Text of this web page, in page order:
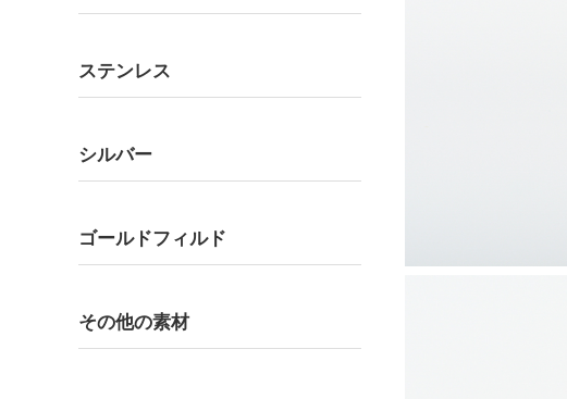
ステンレス
シルバー
ゴールドフィルド
その他の素材